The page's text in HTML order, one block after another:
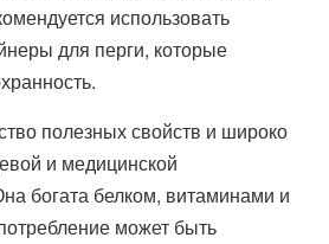
использовать
для перги, которые
полезных свойств и широко
и медицинской
богата белком, витаминами и
может быть